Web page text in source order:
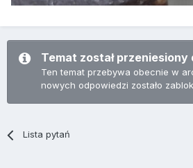
Temat został przeniesiony
Ten temat przebywa obecnie w
nowych odpowiedzi zostało
Lista pytań